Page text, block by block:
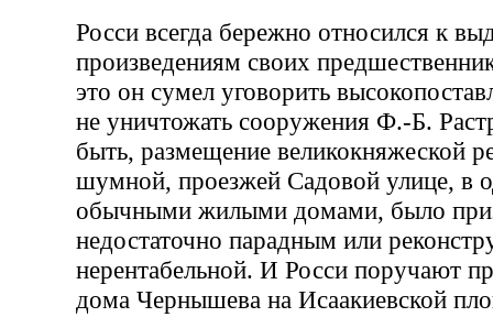
Росси всегда бережно относился к
произведениям своих
это он сумел уговорить
не уничтожать сооружения Ф.-Б.
быть, размещение великокняжеской
шумной, проезжей Садовой улице, в
обычными жилыми домами, было
недостаточно парадным или
нерентабельной. И Росси поручают
дома Чернышева на Исаакиевской